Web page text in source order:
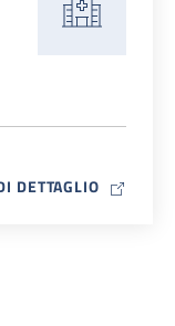
DETTAGLIO MAP ICON